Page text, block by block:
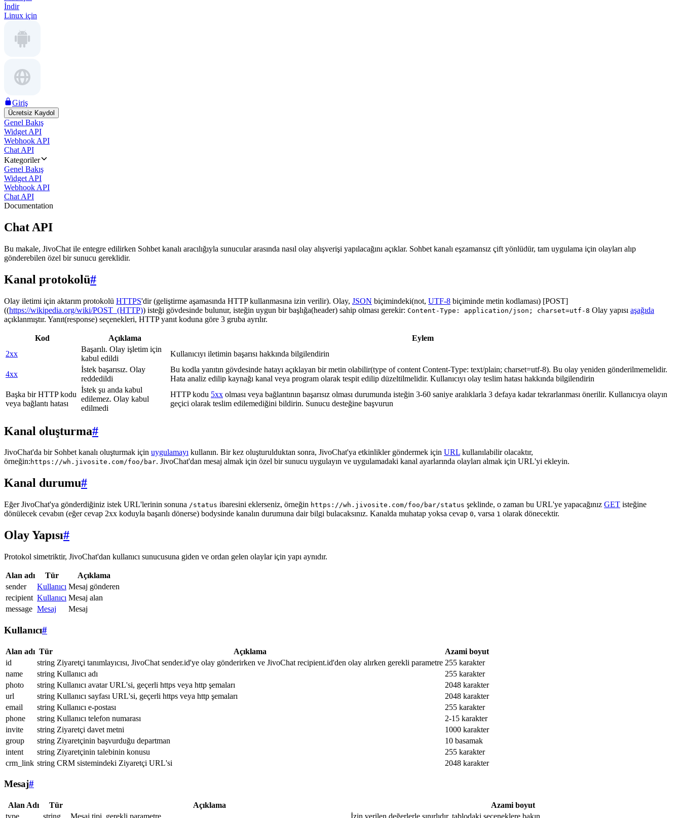
İndir
Linux için
Giriş
Ücretsiz Kaydol
Genel Bakış
Widget API
Webhook API
Chat API
Kategoriler
Genel Bakış
Widget API
Webhook API
Chat API
Documentation
Chat API
Bu makale, JivoChat ile entegre edilirken Sohbet kanalı aracılığıyla sunucular arasında nasıl olay alışverişi yapılacağını açıklar. Sohbet kanalı eşzamansız çift yönlüdür, tam uygulama için olayları alıp
gönderebilen özel bir sunucu gereklidir.
Kanal protokolü#
Olay iletimi için aktarım protokolü HTTPS'dir (geliştirme aşamasında HTTP kullanmasına izin verilir). Olay, JSON biçimindeki(not, UTF-8 biçiminde metin kodlaması) [POST]
((https://wikipedia.org/wiki/POST_(HTTP)) isteği gövdesinde bulunur, isteğin uygun bir başlığa(header) sahip olması gerekir: Content-Type: application/json; charset=utf-8 Olay yapısı aşağıda
açıklanmıştır. Yanıt(response) seçenekleri, HTTP yanıt koduna göre 3 gruba ayrılır.
Kod Açıklama
Eylem
2xx
Başarılı. Olay işletim için
kabul edildi
Kullanıcıyı iletimin başarısı hakkında bilgilendirin
4xx
İstek başarısız. Olay
reddedildi
Bu kodla yanıtın gövdesinde hatayı açıklayan bir metin olabilir(type of content Content-Type: text/plain; charset=utf-8). Bu olay yeniden gönderilmemelidir.
Hata analiz edilip kaynağı kanal veya program olarak tespit edilip düzeltilmelidir. Kullanıcıyı olay teslim hatası hakkında bilgilendirin
Başka bir HTTP kodu
veya bağlantı hatası
İstek şu anda kabul
edilemez. Olay kabul
edilmedi
HTTP kodu 5xx olması veya bağlantının başarısız olması durumunda isteğin 3-60 saniye aralıklarla 3 defaya kadar tekrarlanması önerilir. Kullanıcıya olayın
geçici olarak teslim edilemediğini bildirin. Sunucu desteğine başvurun
Kanal oluşturma#
JivoChat'da bir Sohbet kanalı oluşturmak için uygulamayı kullanın. Bir kez oluşturulduktan sonra, JivoChat'ya etkinlikler göndermek için URL kullanılabilir olacaktır,
örneğin: https://wh.jivosite.com/foo/bar. JivoChat'dan mesaj almak için özel bir sunucu uygulayın ve uygulamadaki kanal ayarlarında olayları almak için URL'yi ekleyin.
Kanal durumu#
Eğer JivoChat'ya gönderdiğiniz istek URL'lerinin sonuna /status ibaresini eklerseniz, örneğin https://wh.jivosite.com/foo/bar/status şeklinde, o zaman bu URL'ye yapacağınız GET isteğine
dönülecek cevabın (eğer cevap 2xx koduyla başarılı dönerse) bodysinde kanalın durumuna dair bilgi bulacaksınız. Kanalda muhatap yoksa cevap 0, varsa 1 olarak dönecektir.
Olay Yapısı#
Protokol simetriktir, JivoChat'dan kullanıcı sunucusuna giden ve ordan gelen olaylar için yapı aynıdır.
Alan adı Tür
Açıklama
sender
Kullanıcı Mesaj gönderen
recipient Kullanıcı Mesaj alan
message Mesaj Mesaj
Kullanıcı#
Alan adı Tür Açıklama
Azami boyut
id
string Ziyaretçi tanımlayıcısı, JivoChat sender.id'ye olay gönderirken ve JivoChat recipient.id'den olay alırken gerekli parametre 255 karakter
name
string Kullanıcı adı
255 karakter
photo
string Kullanıcı avatar URL'si, geçerli https veya http şemaları
2048 karakter
url
string Kullanıcı sayfası URL'si, geçerli https veya http şemaları
2048 karakter
email
string Kullanıcı e-postası
255 karakter
phone
string Kullanıcı telefon numarası
2-15 karakter
invite
string Ziyaretçi davet metni
1000 karakter
group
string Ziyaretçinin başvurduğu departman
10 basamak
intent
string Ziyaretçinin talebinin konusu
255 karakter
crm_link string CRM sistemindeki Ziyaretçi URL'si 2048 karakter
Mesaj#
Alan Adı Tür Açıklama
Azami boyut
type
string Mesaj tipi, gerekli parametre İzin verilen değerlerle sınırlıdır, tablodaki seçeneklere bakın